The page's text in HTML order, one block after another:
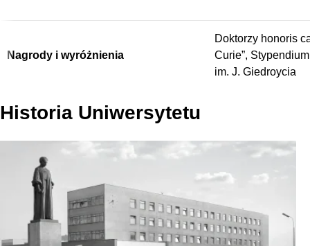
Nagrody i wyróżnienia
Doktorzy honoris
Curie”,
im. J. Giedroycia
Historia Uniwersytetu